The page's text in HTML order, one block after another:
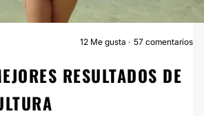
LIPOESCULTURA
12 Me gusta 57 comentarios
RESULTADOS DE